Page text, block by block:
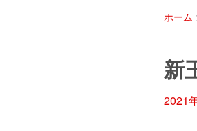
ホーム
新
2021